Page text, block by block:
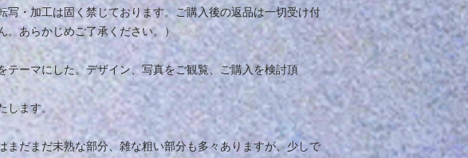
写・加工は固く禁じております。ご購入後の返品は一切受け付
。あらかじめご了承ください。）
テーマにした。デザイン、写真をご観覧、ご購入を検討頂
します。
まだまだ未熟な部分、雑な粗い部分も多々ありますが、少しで